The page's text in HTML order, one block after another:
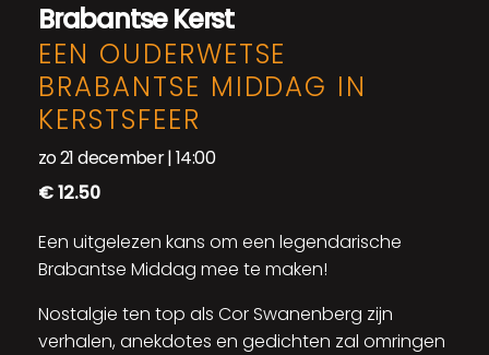
Brabantse Kerst
EEN OUDERWETSE
BRABANTSE MIDDAG IN
KERSTSFEER
zo 21 december | 14:00
€ 12.50
Een uitgelezen kans om een legendarische
Brabantse Middag mee te maken!
Nostalgie ten top als Cor Swanenberg zijn
verhalen, anekdotes en gedichten zal omringen